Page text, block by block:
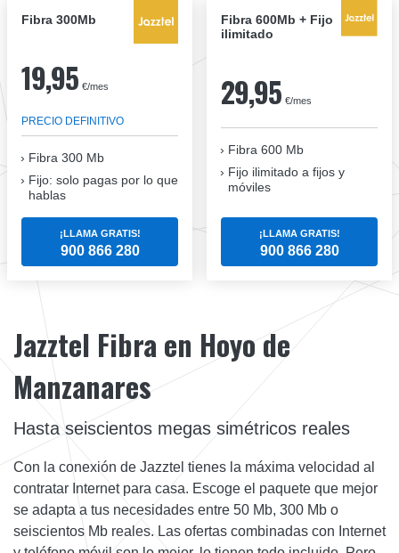
Fibra 300Mb
19,95 €/mes
PRECIO DEFINITIVO
Fibra 300 Mb
Fijo: solo pagas por lo que
hablas
¡LLAMA GRATIS!
900 866 280
Fibra 600Mb + Fijo
ilimitado
29,95 €/mes
Fibra 600 Mb
Fijo ilimitado a fijos y
móviles
¡LLAMA GRATIS!
900 866 280
Jazztel Fibra en Hoyo de
Manzanares
Hasta seiscientos megas simétricos reales
Con la conexión de Jazztel tienes la máxima velocidad al
contratar Internet para casa. Escoge el paquete que mejor
se adapta a tus necesidades entre 50 Mb, 300 Mb o
seiscientos Mb reales. Las ofertas combinadas con Internet